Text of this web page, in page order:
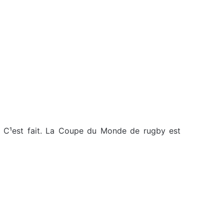
C¹est fait. La Coupe du Monde de rugby est